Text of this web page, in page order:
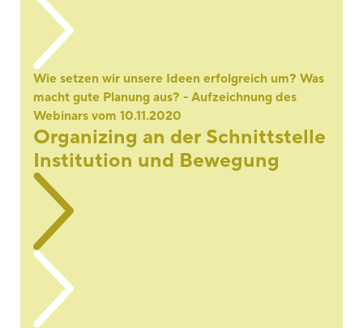
Wie setzen wir unsere Ideen erfolgreich um? Was
macht gute Planung aus? - Aufzeichnung des
Webinars vom 10.11.2020
Organizing an der Schnittstelle
Institution und Bewegung